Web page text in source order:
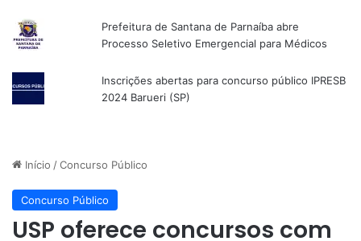
Prefeitura de Santana de Parnaíba abre
Processo Seletivo Emergencial para Médicos
Inscrições abertas para concurso público IPRESB
2024 Barueri (SP)